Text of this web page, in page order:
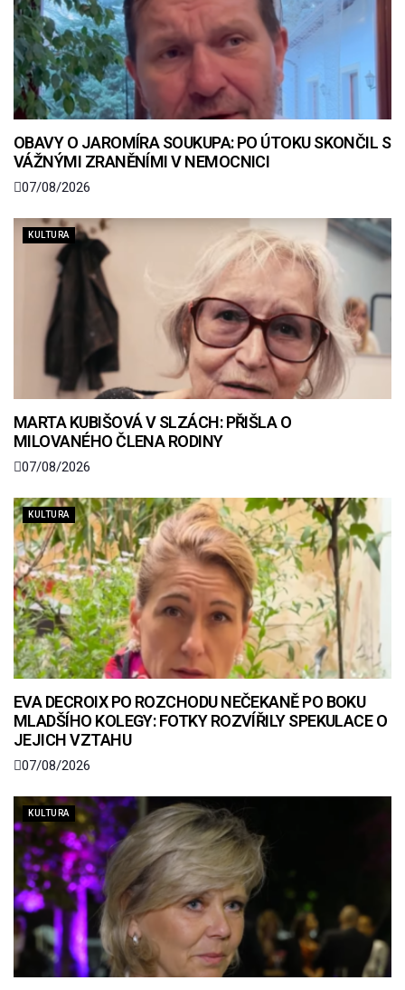
OBAVY O JAROMÍRA SOUKUPA: PO ÚTOKU SKONČIL S
VÁŽNÝMI ZRANĚNÍMI V NEMOCNICI
07/08/2026
KULTURA
MARTA KUBIŠOVÁ V SLZÁCH: PŘIŠLA O
MILOVANÉHO ČLENA RODINY
07/08/2026
KULTURA
EVA DECROIX PO ROZCHODU NEČEKANĚ PO BOKU
MLADŠÍHO KOLEGY: FOTKY ROZVÍŘILY SPEKULACE O
JEJICH VZTAHU
07/08/2026
KULTURA